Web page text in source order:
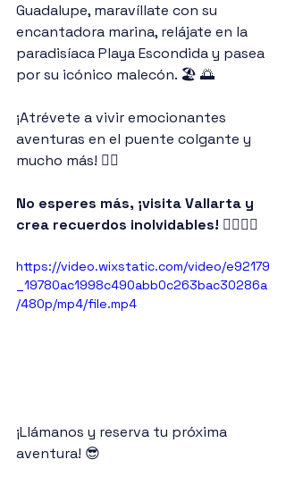
Guadalupe, maravíllate con su
encantadora marina, relájate en la
paradisíaca Playa Escondida y pasea
por su icónico malecón. 🏖 🌅
¡Atrévete a vivir emocionantes
aventuras en el puente colgante y
mucho más! 🚵‍♂️
No esperes más, ¡visita Vallarta y
crea recuerdos inolvidables! 🏄🏽‍♂️🎉
https://video.wixstatic.com/video/e92179
_19780ac1998c490abb0c263bac30286a
/480p/mp4/file.mp4
¡Llámanos y reserva tu próxima
aventura! 😎